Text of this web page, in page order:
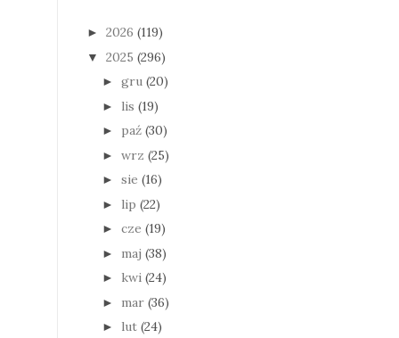
► 2026 (119)
▼ 2025 (296)
► gru (20)
► lis (19)
► paź (30)
► wrz (25)
► sie (16)
► lip (22)
► cze (19)
► maj (38)
► kwi (24)
► mar (36)
► lut (24)